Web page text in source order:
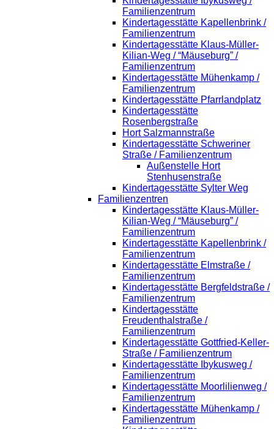
Familienzentrum
Kindertagesstätte Kapellenbrink /
Familienzentrum
Kindertagesstätte Klaus-Müller-
Kilian-Weg / “Mäuseburg” /
Familienzentrum
Kindertagesstätte Mühenkamp /
Familienzentrum
Kindertagesstätte Pfarrlandplatz
Kindertagesstätte
Rosenbergstraße
Hort Salzmannstraße
Kindertagesstätte Schweriner
Straße / Familienzentrum
Außenstelle Hort
Stenhusenstraße
Kindertagesstätte Sylter Weg
Familienzentren
Kindertagesstätte Klaus-Müller-
Kilian-Weg / “Mäuseburg” /
Familienzentrum
Kindertagesstätte Kapellenbrink /
Familienzentrum
Kindertagesstätte Elmstraße /
Familienzentrum
Kindertagesstätte Bergfeldstraße /
Familienzentrum
Kindertagesstätte
Freudenthalstraße /
Familienzentrum
Kindertagesstätte Gottfried-Keller-
Straße / Familienzentrum
Kindertagesstätte Ibykusweg /
Familienzentrum
Kindertagesstätte Moorlilienweg /
Familienzentrum
Kindertagesstätte Mühenkamp /
Familienzentrum